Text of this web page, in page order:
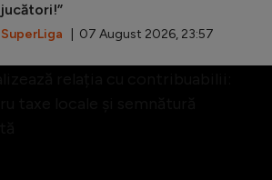
jucători!”
SuperLiga | 07 August 2026, 23:57